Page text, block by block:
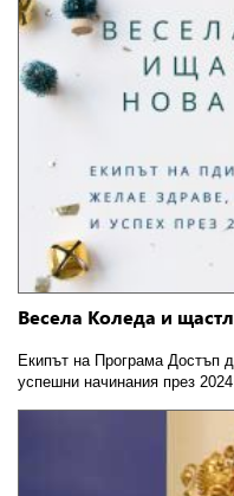
Весела Коледа и
Екипът на Програма Достъп
успешни начинания през